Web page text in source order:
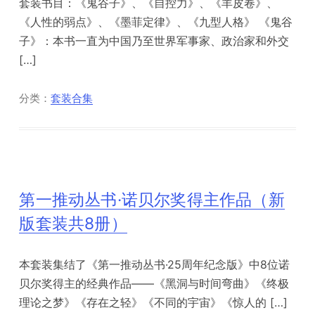
套装书目：《鬼谷子》、《自控力》、《羊皮卷》、
《人性的弱点》、《墨菲定律》、《九型人格》 《鬼谷
子》：本书一直为中国乃至世界军事家、政治家和外交
[…]
分类：套装合集
第一推动丛书·诺贝尔奖得主作品（新
版套装共8册）
本套装集结了《第一推动丛书·25周年纪念版》中8位诺
贝尔奖得主的经典作品——《黑洞与时间弯曲》《终极
理论之梦》《存在之轻》《不同的宇宙》《惊人的 […]